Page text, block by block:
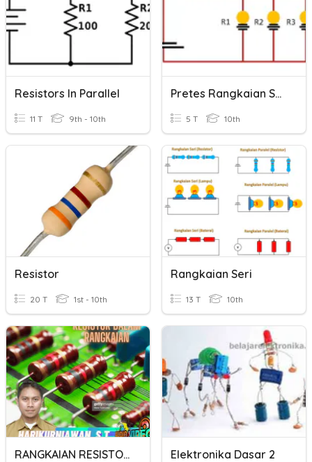
Resistors In Parallel
11 T 9th - 10th
Pretes Rangkaian Seri Dan Paralel
5 T 10th
Resistor
20 T 1st - 10th
Rangkaian Seri
13 T 10th
RANGKAIAN RESISTOR Elektronika Dasar 2